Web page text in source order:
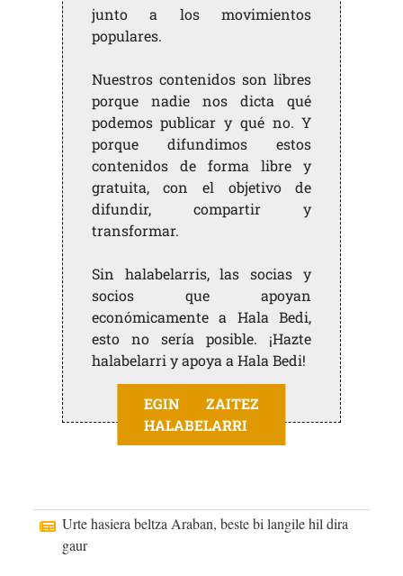
junto a los movimientos
populares.
Nuestros contenidos son libres
porque nadie nos dicta qué
podemos publicar y qué no. Y
porque difundimos estos
contenidos de forma libre y
gratuita, con el objetivo de
difundir, compartir y
transformar.
Sin halabelarris, las socias y
socios que apoyan
económicamente a Hala Bedi,
esto no sería posible. ¡Hazte
halabelarri y apoya a Hala Bedi!
EGIN ZAITEZ
HALABELARRI
Urte hasiera beltza Araban, beste bi langile hil dira
gaur